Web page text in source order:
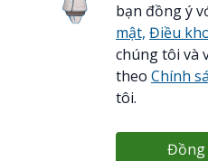
@ 2023 Bamboo Airways
Reserved.
Business Registration
bạn đồng ý
mật, Điều
chúng tôi và
theo Chính
tôi.
Đồng